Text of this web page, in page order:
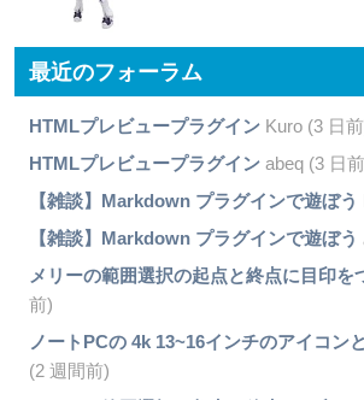
最近のフォーラム
HTMLプレビュープラグインKuro (3 日
HTMLプレビュープラグインabeq (3 日
【雑談】Markdown プラグインで遊ぼう
【雑談】Markdown プラグインで遊ぼう
メリーの範囲選択の起点と終点に目印を
前)
ノートPCの 4k 13~16インチのアイコン
(2 週間前)